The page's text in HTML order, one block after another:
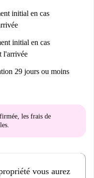
initial en cas
initial en cas
l'arrivée
29 jours ou moins
les frais de
vous aurez